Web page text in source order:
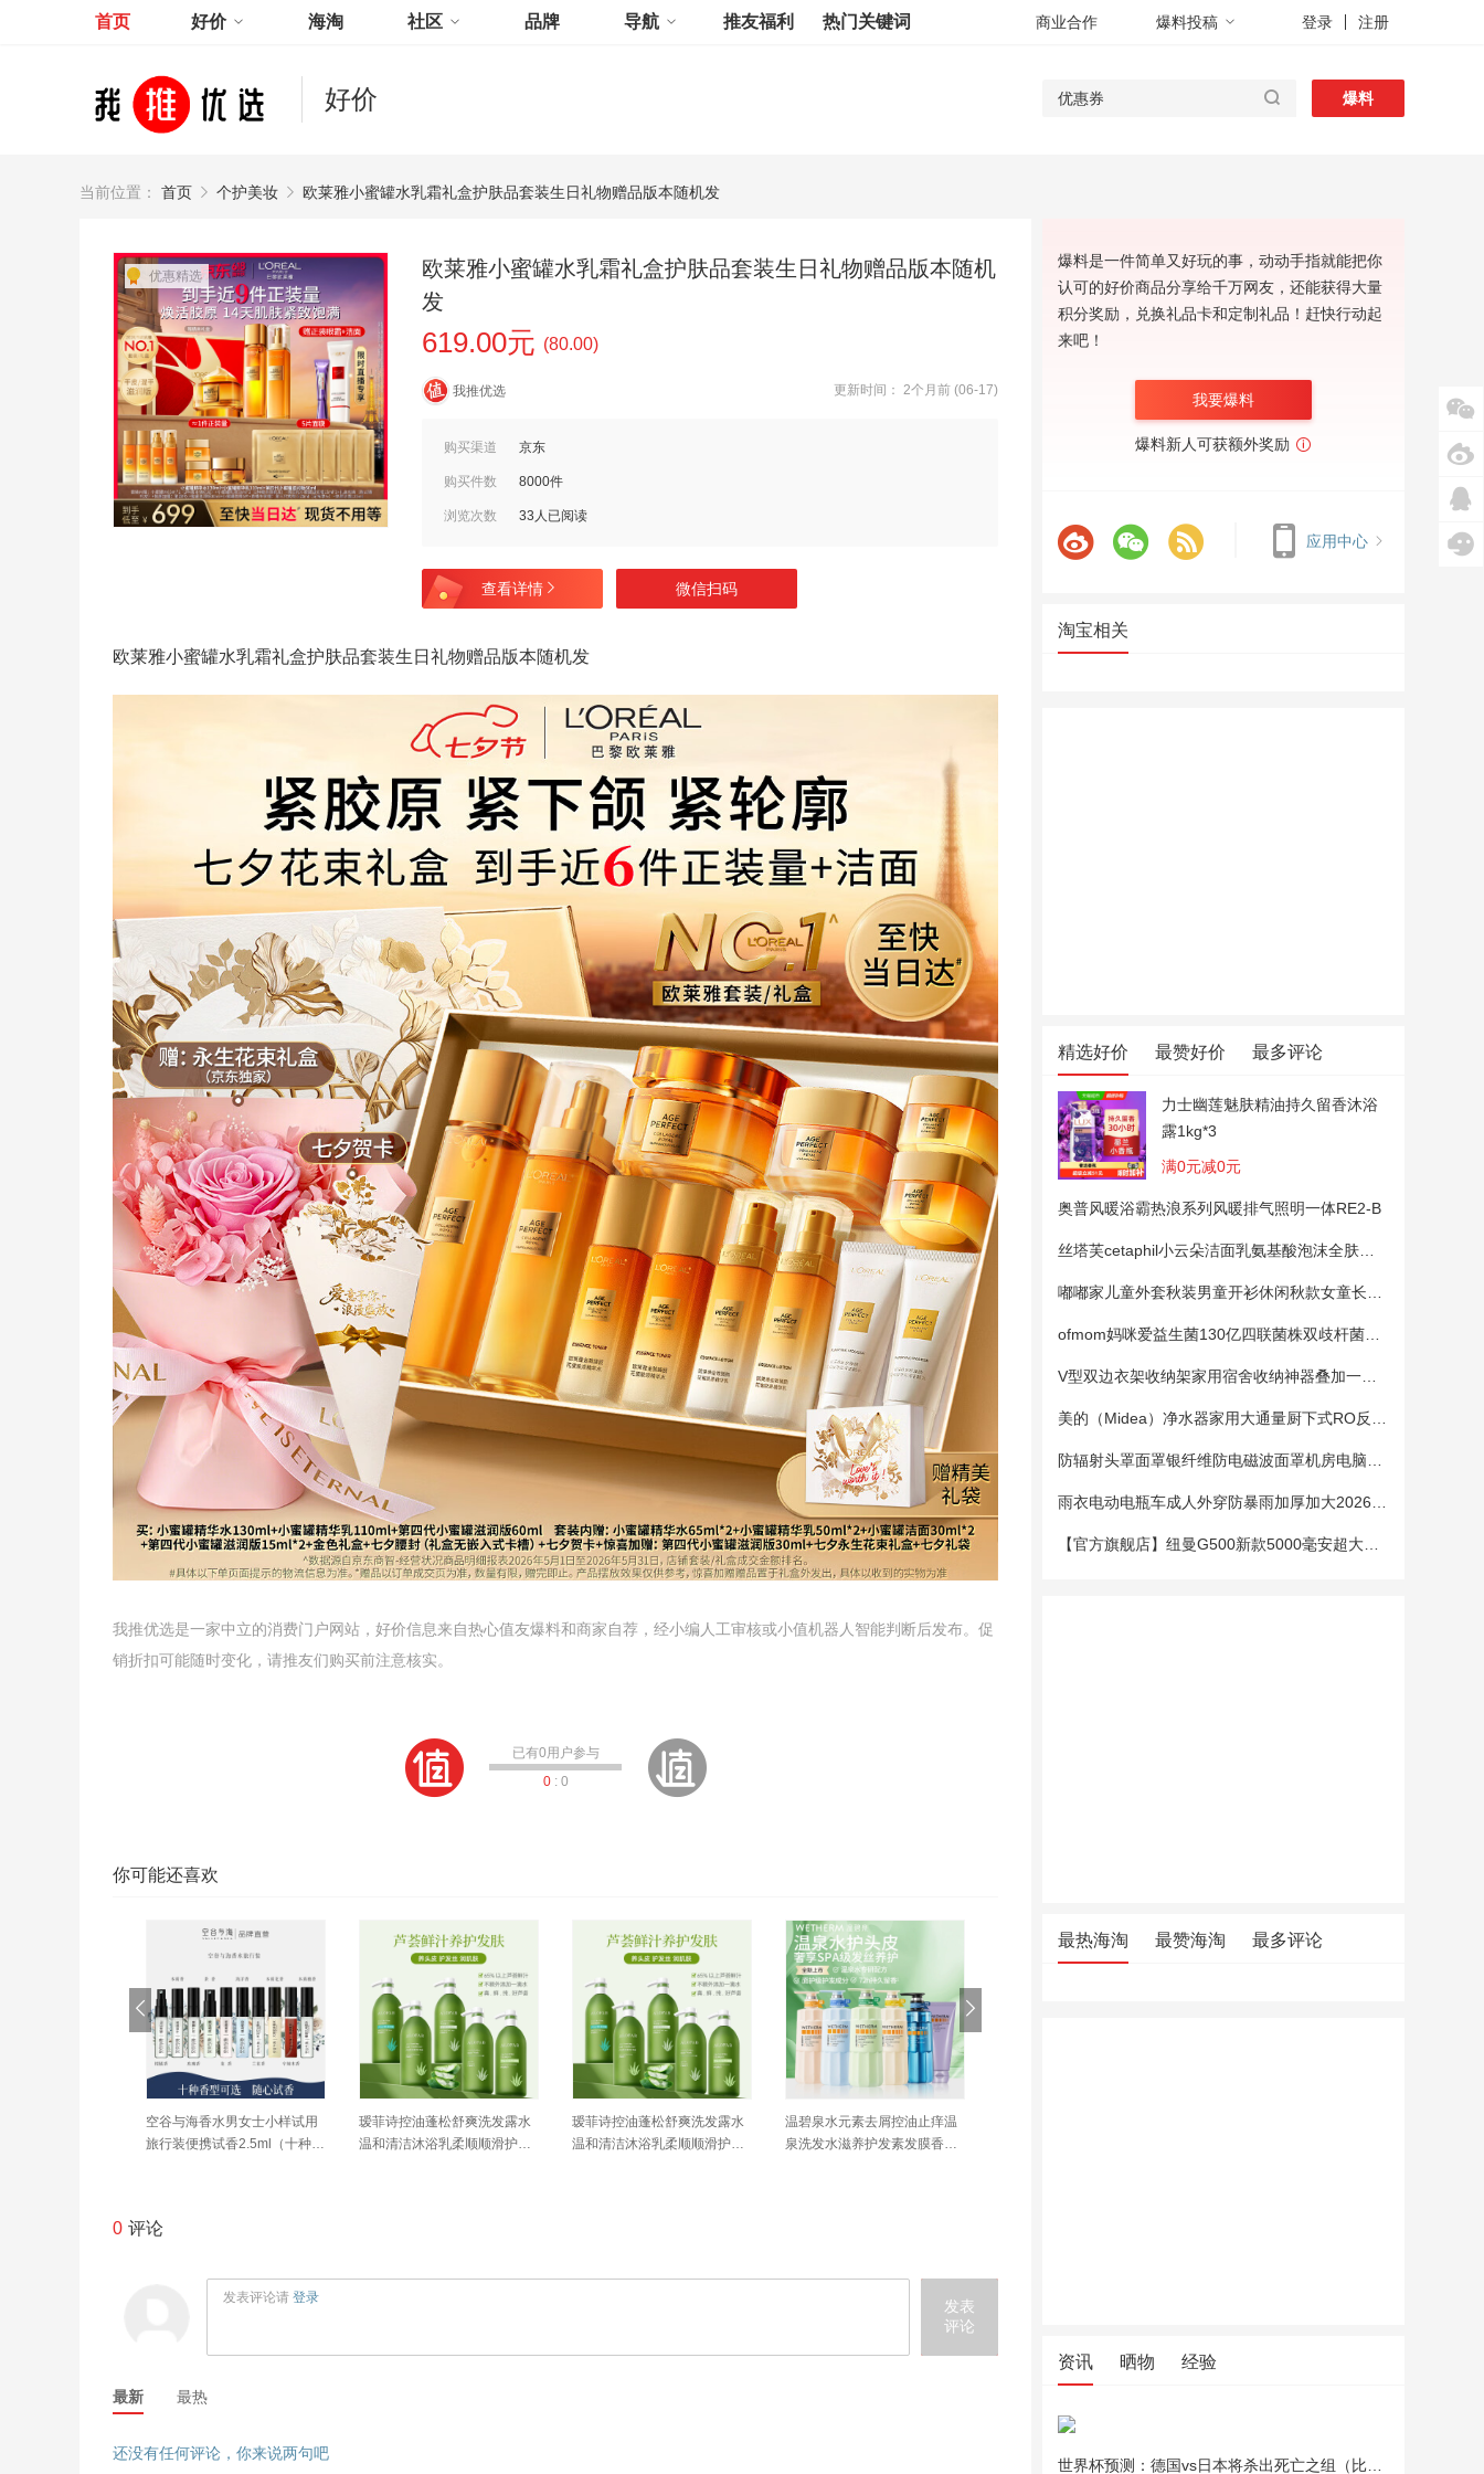
首页 好价 海淘 社区 品牌 导航 推友福利 热门关键词 商业合作 爆料投稿 登录 注册
好价 爆料
当前位置： 首页 个护美妆 欧莱雅小蜜罐水乳霜礼盒护肤品套装生日礼物赠品版本随机发
优惠精选
欧莱雅小蜜罐水乳霜礼盒护肤品套装生日礼物赠品版本随机
发
619.00元 (80.00)
我推优选 更新时间： 2个月前 (06-17)
购买渠道 京东
购买件数 8000件
浏览次数 33人已阅读
查看详情 微信扫码
欧莱雅小蜜罐水乳霜礼盒护肤品套装生日礼物赠品版本随机发
我推优选是一家中立的消费门户网站，好价信息来自热心值友爆料和商家自荐，经小编人工审核或小值机器人智能判断后发布。促
销折扣可能随时变化，请推友们购买前注意核实。
已有0用户参与
0: 0
你可能还喜欢
空谷与海香水男女士小样试用
旅行装便携试香2.5ml（十种香
瑷菲诗控油蓬松舒爽洗发露水
温和清洁沐浴乳柔顺顺滑护发
瑷菲诗控油蓬松舒爽洗发露水
温和清洁沐浴乳柔顺顺滑护发
温碧泉水元素去屑控油止痒温
泉洗发水滋养护发素发膜香氛
0 评论
发表评论请 登录
发表
评论
最新 最热
还没有任何评论，你来说两句吧
爆料是一件简单又好玩的事，动动手指就能把你
认可的好价商品分享给千万网友，还能获得大量
积分奖励，兑换礼品卡和定制礼品！赶快行动起
来吧！
我要爆料
爆料新人可获额外奖励
应用中心
淘宝相关
精选好价 最赞好价 最多评论
力士幽莲魅肤精油持久留香沐浴
露1kg*3
满0元减0元
奥普风暖浴霸热浪系列风暖排气照明一体RE2-B
最热海淘 最赞海淘 最多评论
资讯 晒物 经验